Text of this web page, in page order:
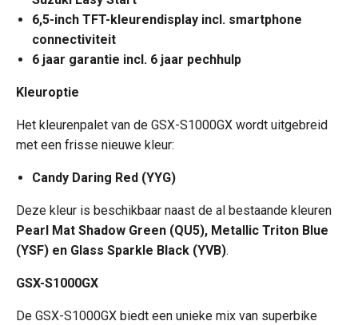
6,5-inch TFT-kleurendisplay incl. smartphone
connectiviteit
6 jaar garantie incl. 6 jaar pechhulp
Kleuroptie
Het kleurenpalet van de GSX-S1000GX wordt uitgebreid
met een frisse nieuwe kleur:
Candy Daring Red (YYG)
Deze kleur is beschikbaar naast de al bestaande kleuren
Pearl Mat Shadow Green (QU5), Metallic Triton Blue
(YSF) en Glass Sparkle Black (YVB).
GSX-S1000GX
De GSX-S1000GX biedt een unieke mix van superbike